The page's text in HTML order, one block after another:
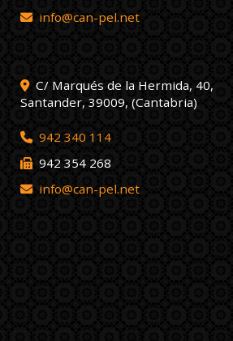
info
can-pel.net
C/ Marqués de la Hermida, 40,
Santander, 39009, (Cantabria)
942 340 114
942 354 268
info
can-pel.net